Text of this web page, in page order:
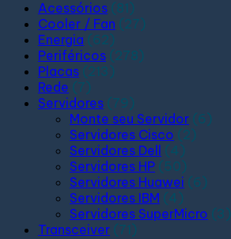
Acessórios (81)
Cooler / Fan (27)
Energia (62)
Periféricos (278)
Placas (213)
Rede (7)
Servidores (79)
Monte seu Servidor (6)
Servidores Cisco (2)
Servidores Dell
(4)
Servidores HP (50)
Servidores Huawei (6)
Servidores IBM (4)
Servidores SuperMicro (3)
Transceiver (71)